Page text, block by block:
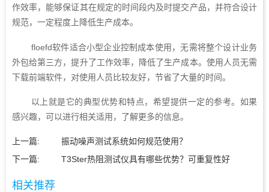
作效率，能够保证其在规定的时间段内及时提交产品，并符合设计
规范，一定程度上降低生产成本。
floefd软件适合小型企业控制成本使用，无需将整个设计业务
外包给第三方，提升了工作效率，降低了生产成本。使用人员无需
下载前端软件，对使用人员比较友好，节省了大量的时间。
以上就是它的典型优势和特点，希望提供一定的参考。如果
感兴趣，可以进行相关适用，了解更多的信息。
上一篇:
振动噪声测试系统如何规范使用？
下一篇:
T3Ster热阻测试仪具有哪些优势？可重复性好
相关推荐